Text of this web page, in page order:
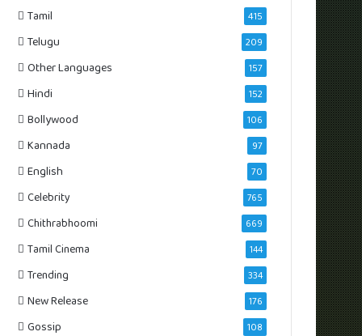
Tamil 415
Telugu 209
Other Languages 157
Hindi 152
Bollywood 106
Kannada 97
English 70
Celebrity 765
Chithrabhoomi 669
Tamil Cinema 144
Trending 334
New Release 176
Gossip 108